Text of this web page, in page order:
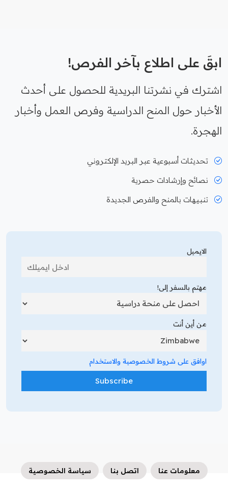
ابقَ على اطلاع بآخر الفرص!
اشترك في نشرتنا البريدية للحصول على أحدث
الأخبار حول المنح الدراسية وفرص العمل وأخبار
الهجرة.
تحديثات أسبوعية عبر البريد الإلكتروني
نصائح وإرشادات حصرية
تنبيهات بالمنح والفرص الجديدة
الايميل
مهتم بالسفر إلى!
من أين أنت
اوافق على شروط الخصوصية والاستخدام
معلومات عنا اتصل بنا سياسة الخصوصية